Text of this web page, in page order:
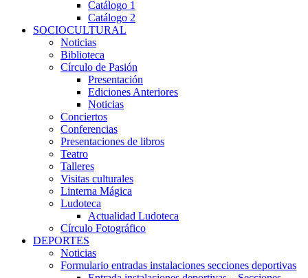
Catálogo 1
Catálogo 2
SOCIOCULTURAL
Noticias
Biblioteca
Círculo de Pasión
Presentación
Ediciones Anteriores
Noticias
Conciertos
Conferencias
Presentaciones de libros
Teatro
Talleres
Visitas culturales
Linterna Mágica
Ludoteca
Actualidad Ludoteca
Círculo Fotográfico
DEPORTES
Noticias
Formulario entradas instalaciones secciones deportivas